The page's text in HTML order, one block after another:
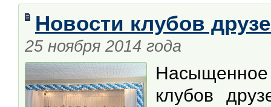
Новости клубов
25 ноября 2014 года
Насыщенное
клубов